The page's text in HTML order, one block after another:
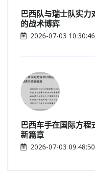
巴西队与瑞士队实力
的战术博弈
2026-07-03 10:30:46
巴西车手在国际方程
新篇章
2026-07-03 09:48:50